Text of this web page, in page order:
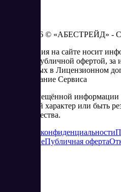
2023 - 2026 © «АБЕСТРЕЙД» -
Информация на сайте носит
является публичной офертой,
изложенных в Лицензионном
использование Сервиса
Часть размещённой
рекламный характер или быть
сотрудничества.
Политика конфиденциальности
соглашениеПубличная оферта